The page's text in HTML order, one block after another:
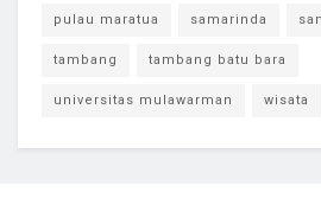
pulau maratua samarinda
tambang tambang batu bara
universitas mulawarman wisata